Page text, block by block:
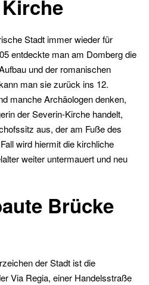
Stadt immer wieder für
entdeckte man am Domberg die
und der romanischen
man sie zurück ins 12.
manche Archäologen denken,
der Severin-Kirche handelt,
aus, der am Fuße des
wird hiermit die kirchliche
weiter untermauert und neu
Brücke
der Stadt ist die
Via Regia, einer Handelsstraße